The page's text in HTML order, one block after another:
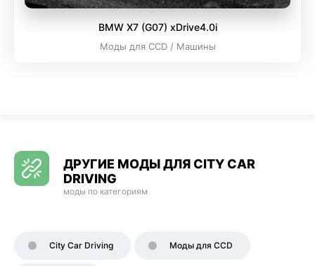
BMW X7 (G07) xDrive4.0i
Моды для CCD / Машины
ДРУГИЕ МОДЫ ДЛЯ CITY CAR
DRIVING
моды по категориям
City Car Driving Моды для CCD